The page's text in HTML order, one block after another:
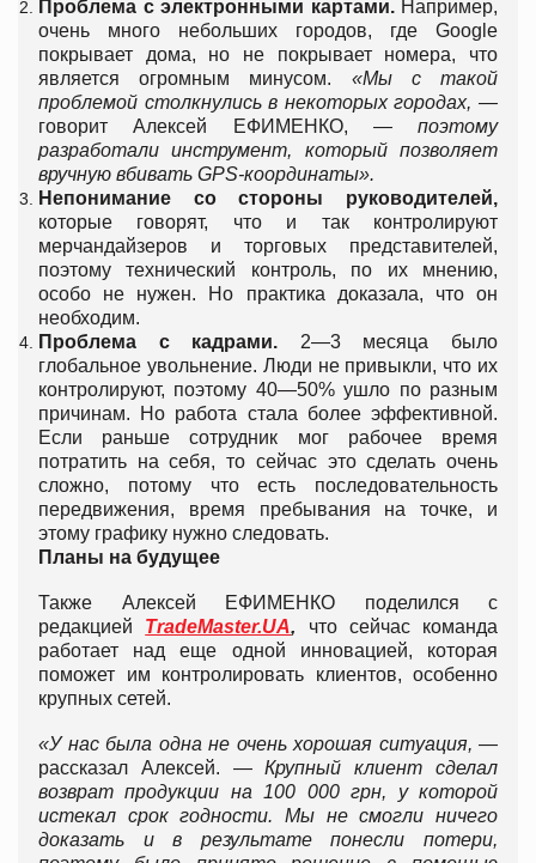
Проблема с электронными картами.Например,
очень много небольших городов, где Google
покрывает дома, но не покрывает номера, что
является огромным минусом. «Мы с такой
проблемой столкнулись в некоторых городах, —
говорит Алексей ЕФИМЕНКО, — поэтому
разработали инструмент, который позволяет
вручную вбивать GPS-координаты».
Непонимание со стороны руководителей,
которые говорят, что и так контролируют
мерчандайзеров и торговых представителей,
поэтому технический контроль, по их мнению,
особо не нужен. Но практика доказала, что он
необходим.
Проблема с кадрами. 2—3 месяца было
глобальное увольнение. Люди не привыкли, что их
контролируют, поэтому 40—50% ушло по разным
причинам. Но работа стала более эффективной.
Если раньше сотрудник мог рабочее время
потратить на себя, то сейчас это сделать очень
сложно, потому что есть последовательность
передвижения, время пребывания на точке, и
этому графику нужно следовать.
Планы на будущее
Также Алексей ЕФИМЕНКО поделился с
редакцией TradeMaster.UA, что сейчас команда
работает над еще одной инновацией, которая
поможет им контролировать клиентов, особенно
крупных сетей.
«У нас была одна не очень хорошая ситуация, —
рассказал Алексей. —Крупный клиент сделал
возврат продукции на 100 000 грн, у которой
истекал срок годности. Мы не смогли ничего
доказать и в результате понесли потери,